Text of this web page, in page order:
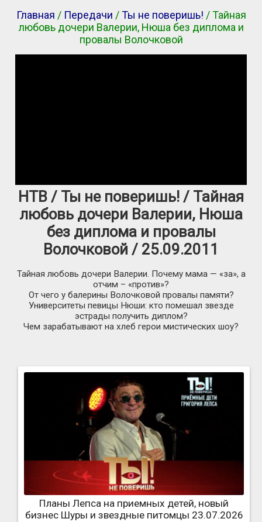
Главная / Передачи /Ты не поверишь! / Тайная
любовь дочери Валерии, Нюша без диплома и
провалы Волочковой
НТВ / Ты не поверишь! / Тайная
любовь дочери Валерии, Нюша
без диплома и провалы
Волочковой / 25.09.2011
Тайная любовь дочери Валерии. Почему мама — «за», а
отчим – «против»?
От чего у балерины Волочковой провалы памяти?
Университеты певицы Нюши: кто помешал звезде
эстрады получить диплом?
Чем зарабатывают на хлеб герои мистических шоу?
Планы Лепса на приемных детей, новый
бизнес Шуры и звездные питомцы 23.07.2026